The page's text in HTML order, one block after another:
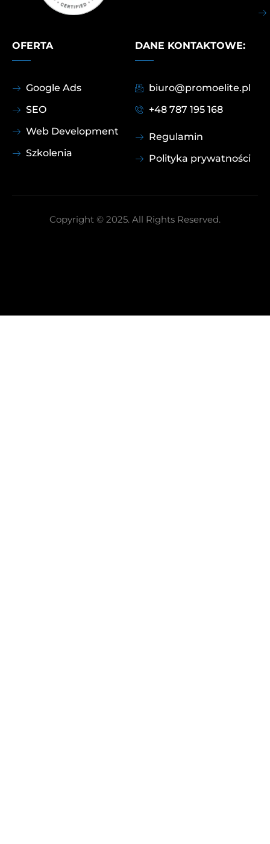
OFERTA
Google Ads
SEO
Web Development
Szkolenia
DANE KONTAKTOWE:
biuro@promoelite.pl
+48 787 195 168
Regulamin
Polityka prywatności
Copyright © 2025. All Rights Reserved.